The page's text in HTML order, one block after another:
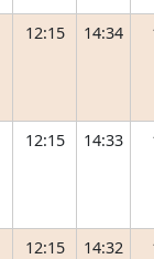
12:15 14:34
12:15 14:33
12:15 14:32